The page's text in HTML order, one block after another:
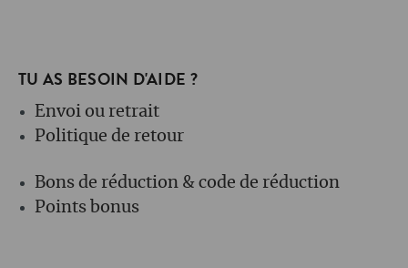
TU AS BESOIN D'AIDE ?
Envoi ou retrait
Politique de retour
Bons de réduction & code de réduction
Points bonus